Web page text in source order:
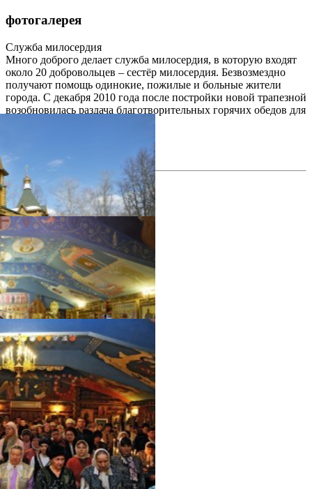
фотогалерея
Служба милосердия
Много доброго делает служба милосердия, в которую входят
около 20 добровольцев – сестёр милосердия. Безвозмездно
получают помощь одинокие, пожилые и больные жители
города. С декабря 2010 года после постройки новой трапезной
возобновилась раздача благотворительных горячих обедов для
фотогалерея